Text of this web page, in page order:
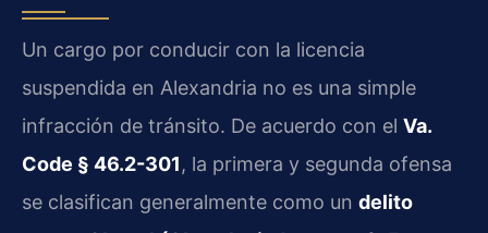
Un cargo por conducir con la licencia
suspendida en Alexandria no es una simple
infracción de tránsito. De acuerdo con el Va.
Code § 46.2-301, la primera y segunda ofensa
se clasifican generalmente como un delito